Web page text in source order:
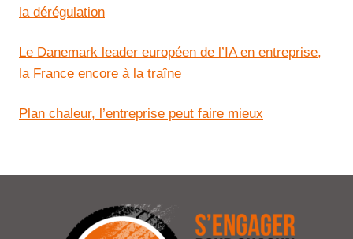
la dérégulation
Le Danemark leader européen de l’IA en entreprise,
la France encore à la traîne
Plan chaleur, l’entreprise peut faire mieux